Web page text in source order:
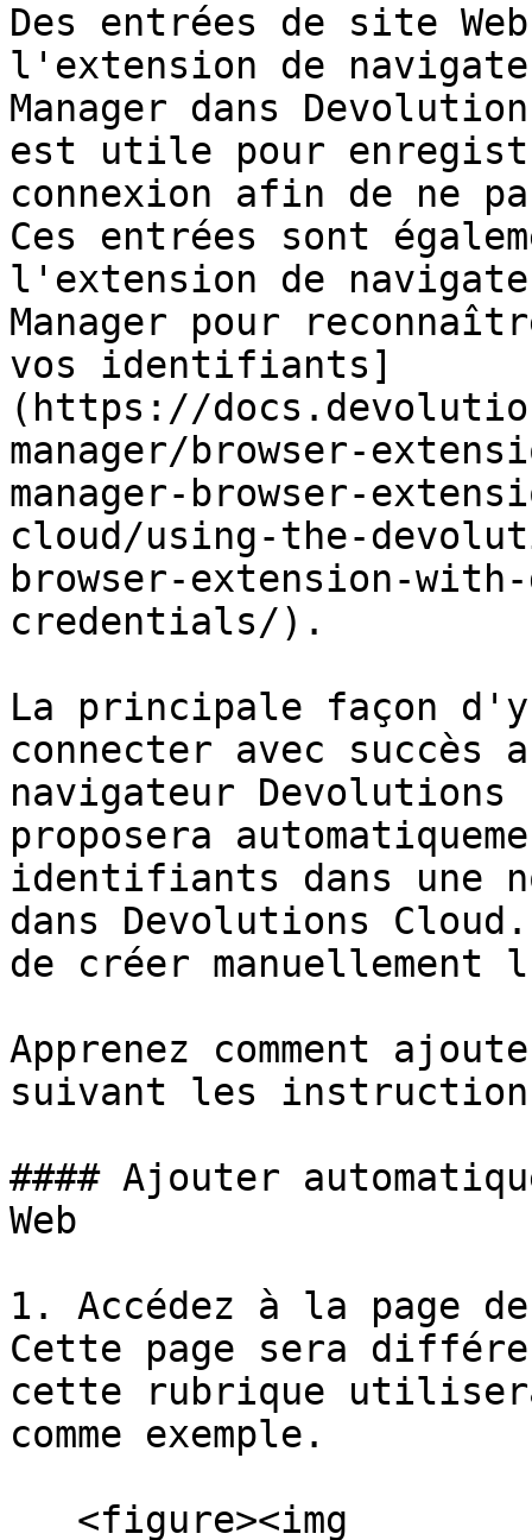
Des entrées de site
l'extension de
Manager dans
est utile pour
connexion afin de ne
Ces entrées sont
l'extension de
Manager pour
vos identifiants]
(https://
manager/browser-
manager-browser-
cloud/using-the-
browser-extension-
credentials/).
La principale façon
connecter avec succès
navigateur Devolutions
proposera
identifiants dans une
dans Devolutions
de créer
Apprenez comment
suivant les
#### Ajouter
Web
1. Accédez à la page
Cette page sera
cette rubrique
comme exemple.